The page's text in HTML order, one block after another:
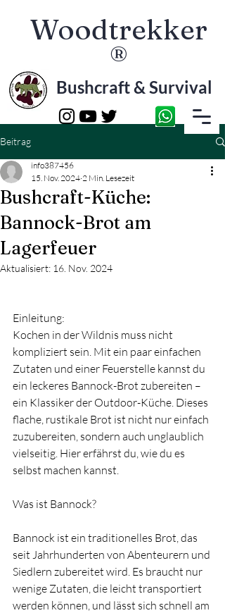
Woodtrekker
®
Bushcraft & Survival
Beitrag
Bushcraft-Küche:
Bannock-Brot am
Lagerfeuer
info387456
15. Nov. 2024 2 Min. Lesezeit
Aktualisiert: 16. Nov. 2024
Einleitung:
Kochen in der Wildnis muss nicht
kompliziert sein. Mit ein paar einfachen
Zutaten und einer Feuerstelle kannst du
ein leckeres Bannock-Brot zubereiten –
ein Klassiker der Outdoor-Küche. Dieses
flache, rustikale Brot ist nicht nur einfach
zuzubereiten, sondern auch unglaublich
vielseitig. Hier erfährst du, wie du es
selbst machen kannst.
Was ist Bannock?
Bannock ist ein traditionelles Brot, das
seit Jahrhunderten von Abenteurern und
Siedlern zubereitet wird. Es braucht nur
wenige Zutaten, die leicht transportiert
werden können, und lässt sich schnell am